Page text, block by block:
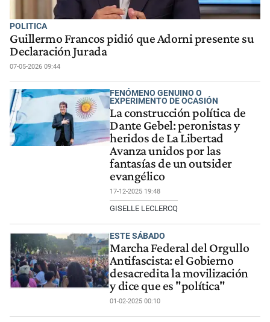
POLITICA
Guillermo Francos pidió que Adorni presente su
Declaración Jurada
07-05-2026 09:44
FENÓMENO GENUINO O
EXPERIMENTO DE OCASIÓN
La construcción política de
Dante Gebel: peronistas y
heridos de La Libertad
Avanza unidos por las
fantasías de un outsider
evangélico
17-12-2025 19:48
GISELLE LECLERCQ
ESTE SÁBADO
Marcha Federal del Orgullo
Antifascista: el Gobierno
desacredita la movilización
y dice que es "política"
01-02-2025 00:10